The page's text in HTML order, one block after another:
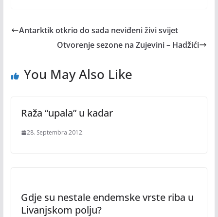
Antarktik otkrio do sada neviđeni živi svijet
Otvorenje sezone na Zujevini – Hadžići
You May Also Like
Raža “upala” u kadar
28. Septembra 2012.
Gdje su nestale endemske vrste riba u
Livanjskom polju?